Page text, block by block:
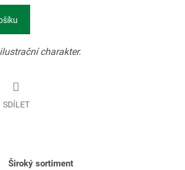
charakter.
SDÍLET
Široký sortiment